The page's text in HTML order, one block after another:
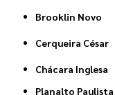
Brooklin Novo
Cerqueira César
Chácara Inglesa
Planalto Paulista